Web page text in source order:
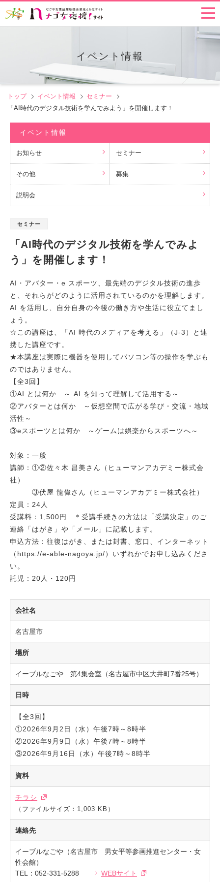
イベント情報
トップ イベント情報
セミナー
「AI時代のデジタル技術を学んでみよう」を開催します！
イベント情報
お知らせ セミナー
その他 募集
説明会
セミナー
「AI時代のデジタル技術を学んでみよ
う」を開催します！
AI・アバター・e スポーツ、最先端のデジタル技術の進歩
と、それらがどのように活用されているのかを理解します。
AI を活用し、自分自身の今後の働き方や生活に役立てまし
ょう。
☆この講座は、「AI 時代のメディアを考える」（J-3）と連
携した講座です。
★本講座は実際に機器を使用してパソコン等の操作を学ぶも
のではありません。
【全3回】
①AI とは何か ～ AI を知って理解して活用する～
②アバターとは何か ～仮想空間で広がる学び・交流・地域
活性～
③eスポーツとは何か ～ゲームは娯楽からスポーツへ～
対象：一般
講師：①②佐々木 昌美さん（ヒューマンアカデミー株式会
社）
③伏屋 龍偉さん（ヒューマンアカデミー株式会社）
定員：24人
受講料：1,500円 ＊受講手続きの方法は「受講決定」のご
連絡「はがき」や「メール」に記載します。
申込方法：往復はがき、または封書、窓口、インターネット
（https://e-able-nagoya.jp/）いずれかでお申し込みくださ
い。
託児：20人・120円
会社名
名古屋市
場所
イーブルなごや 第4集会室（名古屋市中区大井町7番25号）
日時
【全3回】
①2026年9月2日（水）午後7時～8時半
②2026年9月9日（水）午後7時～8時半
③2026年9月16日（水）午後7時～8時半
資料
チラシ
（ファイルサイズ：1,003 KB）
連絡先
イーブルなごや（名古屋市 男女平等参画推進センター・女
性会館）
TEL：052-331-5288
WEBサイト